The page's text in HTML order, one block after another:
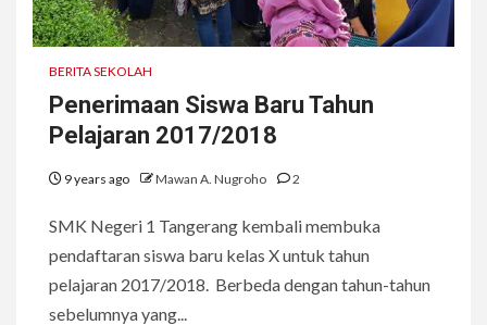
BERITA SEKOLAH
Penerimaan Siswa Baru Tahun
Pelajaran 2017/2018
9 years ago Mawan A. Nugroho 2
SMK Negeri 1 Tangerang kembali membuka
pendaftaran siswa baru kelas X untuk tahun
pelajaran 2017/2018. Berbeda dengan tahun-tahun
sebelumnya yang...